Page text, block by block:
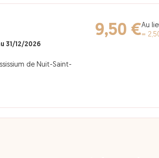
31/12/2026
de Nuit-Saint-
9,50 €Au
=